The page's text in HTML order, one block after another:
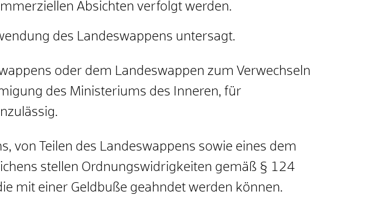
Absichten verfolgt werden.
des Landeswappens untersagt.
oder dem Landeswappen zum Verwechseln
des Ministeriums des Inneren, für
von Teilen des Landeswappens sowie eines dem
stellen Ordnungswidrigkeiten gemäß § 124
mit einer Geldbuße geahndet werden können.